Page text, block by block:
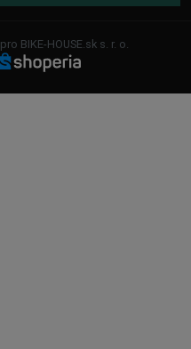
BIKE-HOUSE.sk s. r. o.